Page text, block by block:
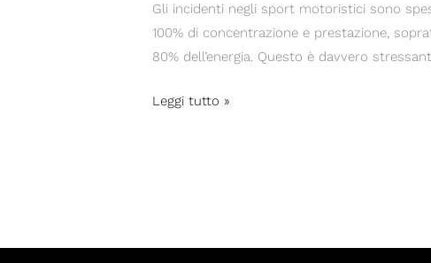
Gli incidenti negli sport motoristici sono
100% di concentrazione e prestazione,
80% dell’energia. Questo è davvero
Leggi tutto »